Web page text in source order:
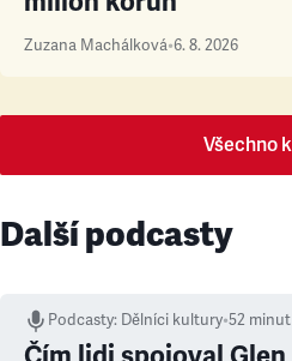
Zuzana Machálková•6. 8. 2026
Všechno
Další podcasty
Podcasty: Dělníci kultury•52 minut